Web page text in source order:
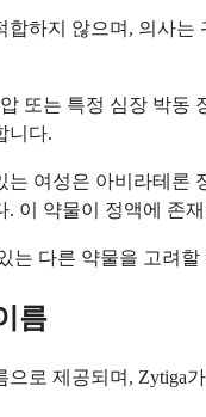
합하지 않으며, 의사
또는 특정 심장 박동
니다.
는 여성은 아비라테론
이 약물이 정액에 존
는 다른 약물을 고려
름
로 제공되며, Zytiga